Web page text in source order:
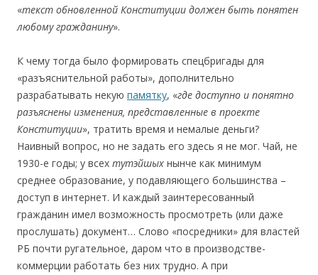
«текст обновленной Конституции должен быть понятен
любому гражданину».
К чему тогда было формировать спецбригады для
«разъяснительной работы», дополнительно
разрабатывать некую памятку, «где доступно и понятно
разъяснены изменения, представленные в проекте
Конституции», тратить время и немалые деньги?
Наивный вопрос, но не задать его здесь я не мог. Чай, не
1930-е годы; у всех тутэйшых нынче как минимум
среднее образование, у подавляющего большинства –
доступ в интернет. И каждый заинтересованный
гражданин имел возможность просмотреть (или даже
прослушать) документ… Слово «посредники» для властей
РБ почти ругательное, даром что в производстве-
коммерции работать без них трудно. А при